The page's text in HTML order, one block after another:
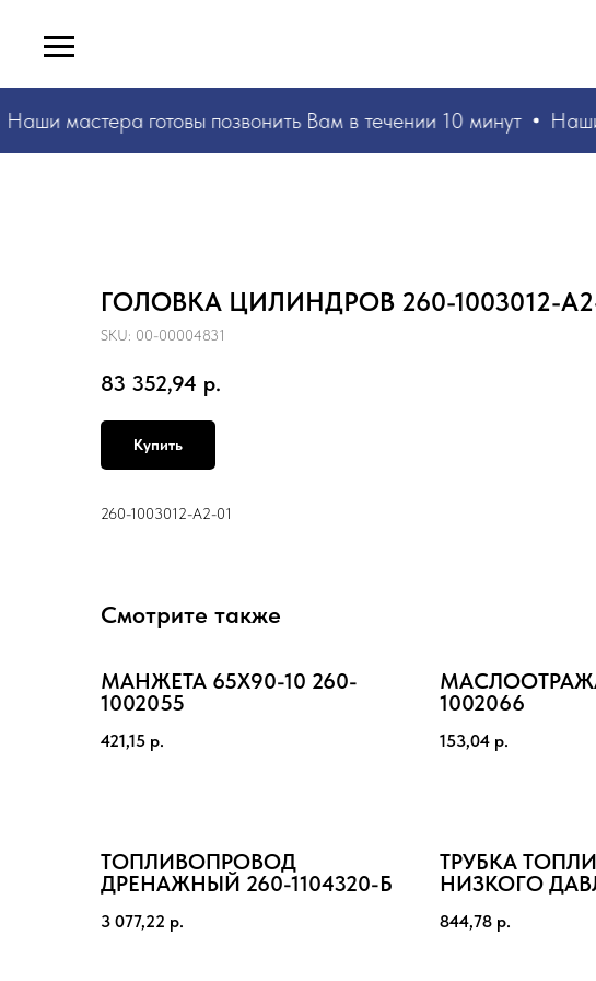
мастераготовы позвонить Вам в течении 10 минут Наши
ГОЛОВКА ЦИЛИНДРОВ 260-1003012-
SKU: 00-00004831
83 352,94 р.
Купить
260-1003012-А2-01
Смотрите также
МАНЖЕТА 65Х90-10 260-
1002055
421,15 р.
1002066
153,04 р.
ТОПЛИВОПРОВОД
ДРЕНАЖНЫЙ 260-1104320-Б
3 077,22 р.
ТРУБКА
НИЗКОГО
844,78 р.